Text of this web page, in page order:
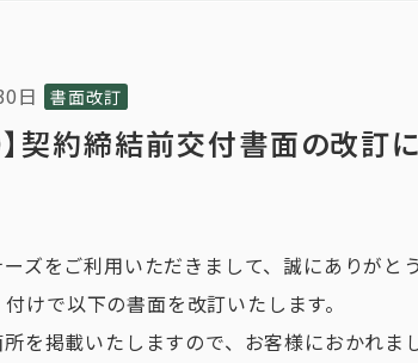
日 書面改訂
】契約締結前交付書面の改
ズをご利用いただきまして、誠にありがと
けで以下の書面を改訂いたします。
を掲載いたしますので、お客様におかれま